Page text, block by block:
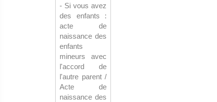
- Si vous avez
des enfants :
acte de
naissance des
enfants
mineurs avec
l'accord de
l'autre parent /
Acte de
naissance des